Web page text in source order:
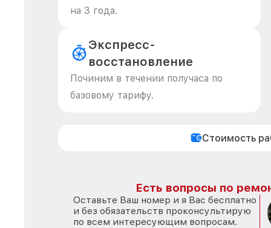
на 3 года.
Экспресс-
восстановление
Починим в течении получаса по
базовому тарифу.
Стоимость
Есть вопросы по
Оставьте Ваш номер и я Вас бесплатно
и без обязательств проконсультирую
по всем интересующим вопросам.